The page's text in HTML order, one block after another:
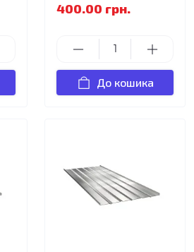
400.00 грн.
До кошика